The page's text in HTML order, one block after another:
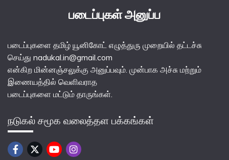
படைப்புகள் அனுப்ப
படைப்புகளை தமிழ் யூனிகோட் எழுத்துரு முறையில் தட்டச்சு
செய்து nadukal.in@gmail.com
என்கிற மின்னஞ்சலுக்கு அனுப்பவும். முன்பாக அச்சு மற்றும்
இணையத்தில் வெளிவராத
படைப்புகளை மட்டும் தாருங்கள்.
நடுகல் சமூக வலைத்தள பக்கங்கள்